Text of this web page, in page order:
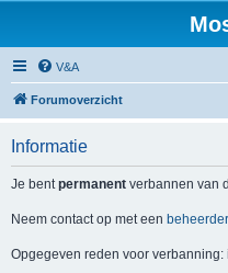
V&A
Forumoverzicht
Informatie
Je bentpermanent verbannen van
Neem contact op met een beheerder
Opgegeven reden voor verbanning: